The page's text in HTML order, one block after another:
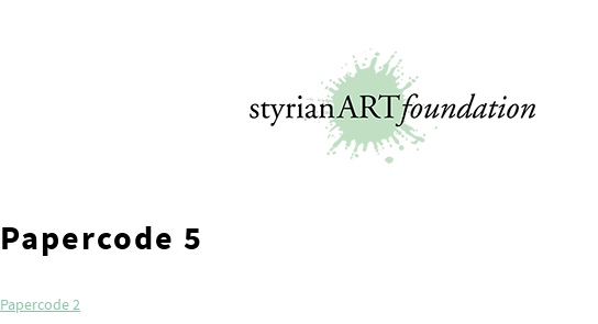
Papercode 5
Beitragsnavigation
Papercode 2